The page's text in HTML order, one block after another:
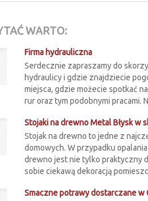
WARTO:
Firma hydrauliczna
Serdecznie zapraszamy do
hydraulicy i gdzie znajdziecie
miejsca, gdzie możecie spotkać
rur oraz tym podobnymi pracami.
Stojaki na drewno Metal Błysk w
Stojak na drewno to jedne z
domowych. W przypadku
drewno jest nie tylko praktyczny
sobie ciekawą dekoracją
Smaczne potrawy dostarczane w